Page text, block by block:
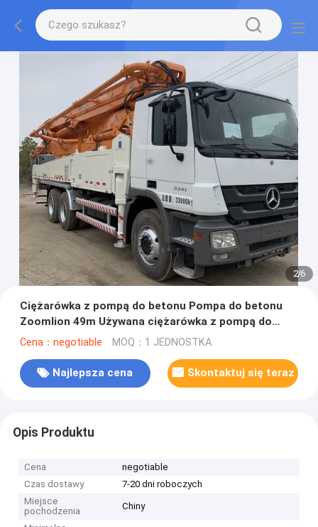
2/6
Ciężarówka z pompą do betonu Pompa do betonu
Zoomlion 49m Używana ciężarówka z pompą do
betonu
Cena：negotiable MOQ：1 JEDNOSTKA
Najlepsza cena Skontaktuj się teraz
Opis Produktu
Cena
negotiable
Czas dostawy
7-20 dni roboczych
Miejsce
pochodzenia
Chiny